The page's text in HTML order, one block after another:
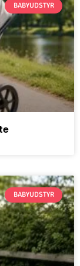
BABYUDSTYR
BABYUDSTYR